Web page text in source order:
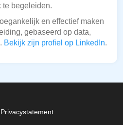
te begeleiden.
en effectief maken
gebaseerd op data,
Bekijk zijn profiel op LinkedIn.
Privacystatement